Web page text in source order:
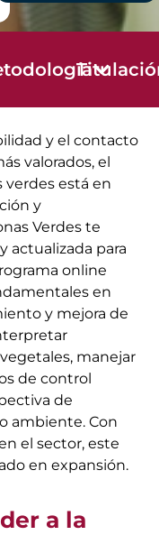
y el contacto
valorados, el
verdes está en
y
Verdes te
actualizada para
online
en
y mejora de
manejar
de control
de
ambiente. Con
el sector, este
en expansión.
a la